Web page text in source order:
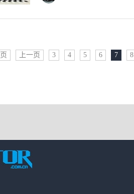
上一页 3 4 5 6 7 8